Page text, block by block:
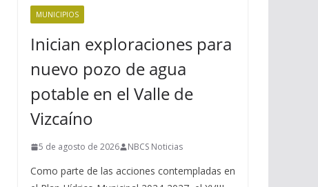
MUNICIPIOS
Inician exploraciones para
nuevo pozo de agua
potable en el Valle de
Vizcaíno
5 de agosto de 2026 NBCS Noticias
Como parte de las acciones contempladas en